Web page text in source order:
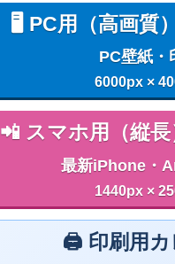
🖥️ PC用（高画質
PC壁紙・
6000px ×
📲 スマホ用（縦
最新iPhone・
1440px ×
🖨️ 印刷用カ